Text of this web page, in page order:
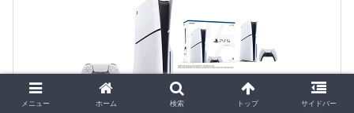
メニュー ホーム 検索 トップ サイドバー